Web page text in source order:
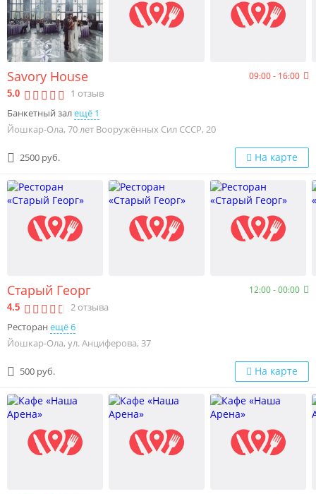
Savory House 09:00 - 16:00
5.0 1 отзыв
Банкетный залещё 1
Йошкар-Ола, 70 лет Вооружённых Сил СССР, 20
2500 руб. На карте
Старый Георг 12:00 - 00:00
4.5 2отзыва
Ресторан ещё 6
Йошкар-Ола, ул. Анциферова, 37
500 руб. На карте